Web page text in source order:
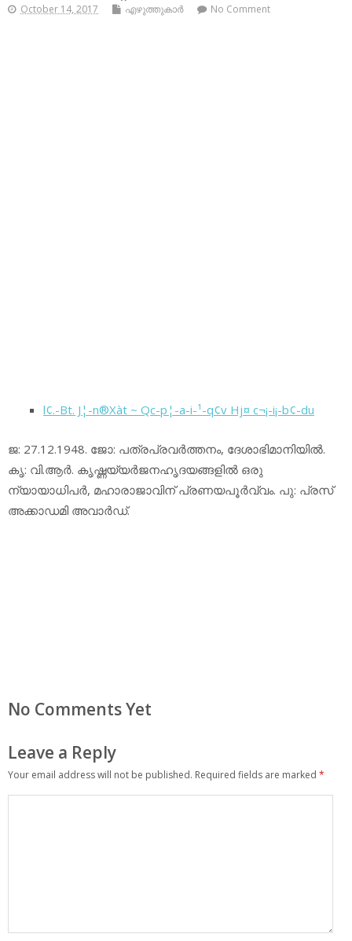
October 14, 2017 എഴുത്തുകാര്‍ No Comment
l¢.-Bt. J¦-n®Xàt ~ Qc-p¦-a-i-¹-q¢v Hj¤ c¬¡-i¡-b¢-du
ജ: 27.12.1948. ജോ: പത്രപ്രവര്‍ത്തനം, ദേശാഭിമാനിയില്‍.
കൃ: വി.ആര്‍. കൃഷ്ണയ്യര്‍ജനഹൃദയങ്ങളില്‍ ഒരു
ന്യായാധിപര്‍, മഹാരാജാവിന് പ്രണയപൂര്‍വ്വം. പു: പ്രസ്
അക്കാഡമി അവാര്‍ഡ്.
No Comments Yet
Leave a Reply
Your email address will not be published. Required fields are marked *